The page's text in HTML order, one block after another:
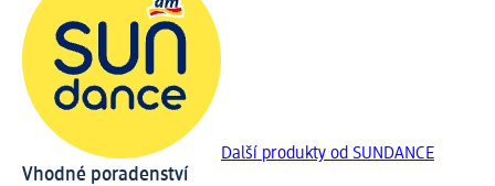
Další produkty od SUNDANCE
Vhodné poradenství